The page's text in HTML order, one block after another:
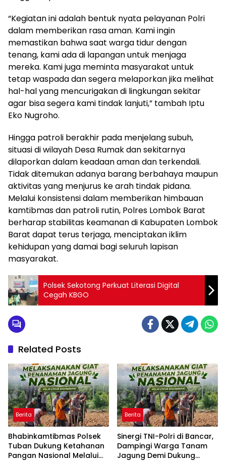
“Kegiatan ini adalah bentuk nyata pelayanan Polri
dalam memberikan rasa aman. Kami ingin
memastikan bahwa saat warga tidur dengan
tenang, kami ada di lapangan untuk menjaga
mereka. Kami juga meminta masyarakat untuk
tetap waspada dan segera melaporkan jika melihat
hal-hal yang mencurigakan di lingkungan sekitar
agar bisa segera kami tindak lanjuti,” tambah Iptu
Eko Nugroho.
Hingga patroli berakhir pada menjelang subuh,
situasi di wilayah Desa Rumak dan sekitarnya
dilaporkan dalam keadaan aman dan terkendali.
Tidak ditemukan adanya barang berbahaya maupun
aktivitas yang menjurus ke arah tindak pidana.
Melalui konsistensi dalam memberikan himbauan
kamtibmas dan patroli rutin, Polres Lombok Barat
berharap stabilitas keamanan di Kabupaten Lombok
Barat dapat terus terjaga, menciptakan iklim
kehidupan yang damai bagi seluruh lapisan
masyarakat.
Polsek Sekotong Perkuat Literasi Digital
Cegah KBGO
Related Posts
Berita
Bhabinkamtibmas Polsek
Tuban Dukung Ketahanan
Pangan Nasional Melalui
Berita
Sinergi TNI-Polri di Bancar,
Dampingi Warga Tanam
Jagung Demi Dukung